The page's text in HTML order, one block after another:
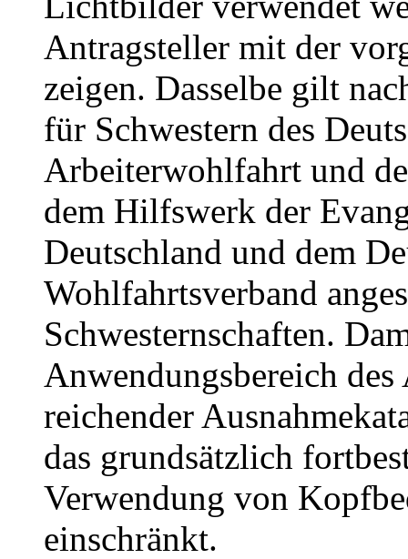
Antragsteller mit der
zeigen. Dasselbe gilt
für Schwestern des
Arbeiterwohlfahrt und
dem Hilfswerk der
Deutschland und dem
Wohlfahrtsverband
Schwesternschaften.
Anwendungsbereich
reichender
das grundsätzlich
Verwendung von
einschränkt.